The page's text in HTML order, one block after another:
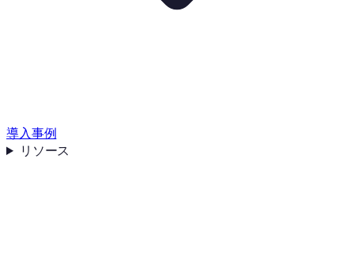
導入事例
リソース